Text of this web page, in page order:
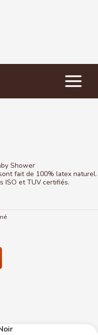
Main
Menu
Shower
fait de 100% latex naturel.
ISO et TUV certifiés.